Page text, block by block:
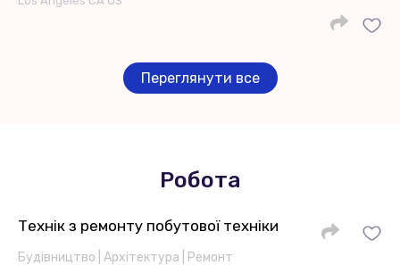
Переглянути все
Робота
Технік з ремонту побутової техніки
Будівництво | Архітектура | Ремонт